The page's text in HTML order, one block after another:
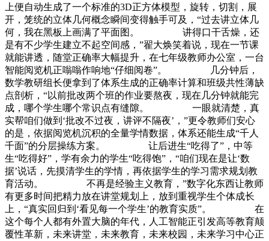
上便自动生成了一个标准的3D正方体模型，旋转，切割，展
开，笼统的立体几何概念瞬间变得触手可及，“过去讲立体几
何，我在黑板上画满了平面图。 讲得口干舌燥，还
是有不少学生建立不起空间感，”翟大焕笑着说，现在一节课
就能讲透，随堂正确率大幅提升，在七年级教师办公室，一台
智能阅览机正嗡嗡作响地“仔细阅卷”。 几分钟后，
数学教研组长便拿到了体系生成的正确率计算和班级共性薄缺
点剖析，“以前批改两个班的作业要熬夜，现在几分钟就能完
成，哪个学生哪个常识点有缝隙。 一眼就清楚，真
实帮咱们做到‘批改不过夜，讲评不隔夜’，”更令教师们安心
的是，依据阅览机沉积的全量学情数据，体系还能生成“千人
千面”的分层操练方案。 让后进生“吃得了”，中等
生“吃得好”，学有余力的学生“吃得饱”，“咱们现在是让‘数
据’说话，先摸清学生的学情，再依据学生的学习需求规划教
育活动。 不再是经验主义教育，”数字化东西让教师
有更多时间把精力放在讲堂规划上，放到重视学生个体成长
上，“真实回归到‘看见每一个学生’的教育实质”。 在
这个每个人都有外置大脑的年代，人工智能正引发高等教育颠
覆性革新，未来讲堂，未来教育，未来校园，未来学习中心正